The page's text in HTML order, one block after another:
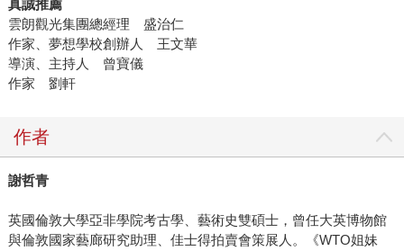
真誠推薦
雲朗觀光集團總經理 盛治仁
作家、夢想學校創辦人 王文華
導演、主持人 曾寶儀
作家 劉軒
作者
謝哲青
英國倫敦大學亞非學院考古學、藝術史雙碩士，曾任大英博物館
與倫敦國家藝廊研究助理、佳士得拍賣會策展人。《WTO姐妹